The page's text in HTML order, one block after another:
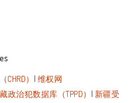
） | 维权网
政治犯数据库（TPPD） | 新疆受